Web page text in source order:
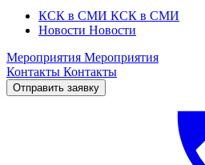
КСК в СМИ КСК в СМИ
Новости Новости
Мероприятия Мероприятия
Контакты Контакты
Отправить заявку